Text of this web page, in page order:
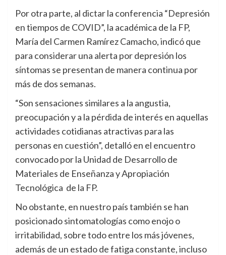
Por otra parte, al dictar la conferencia “Depresión
en tiempos de COVID”, la académica de la FP,
María del Carmen Ramírez Camacho, indicó que
para considerar una alerta por depresión los
síntomas se presentan de manera continua por
más de dos semanas.
“Son sensaciones similares a la angustia,
preocupación y a la pérdida de interés en aquellas
actividades cotidianas atractivas para las
personas en cuestión”, detalló en el encuentro
convocado por la Unidad de Desarrollo de
Materiales de Enseñanza y Apropiación
Tecnológica de la FP.
No obstante, en nuestro país también se han
posicionado sintomatologías como enojo o
irritabilidad, sobre todo entre los más jóvenes,
además de un estado de fatiga constante, incluso